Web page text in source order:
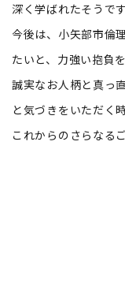
深く学ばれたそうです
今後は、小矢部市倫
たいと、力強い抱負
誠実なお人柄と真っ
と気づきをいただく
これからのさらなる